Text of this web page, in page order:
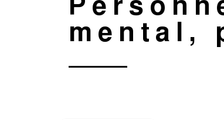
mental,